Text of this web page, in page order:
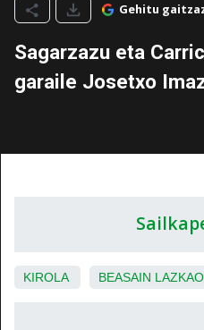
Gehitu
Sagarzazu eta
garaile Josetxo
KIROLA BEASAIN LAZKAO